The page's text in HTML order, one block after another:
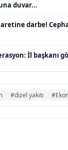
duvar...
darbe!
İl başkanı
#dizel yakıtı